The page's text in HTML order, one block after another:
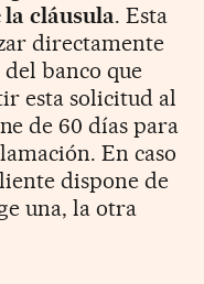
cláusula. Esta
directamente
banco que
esta solicitud al
de 60 días para
En caso
dispone de
una, la otra